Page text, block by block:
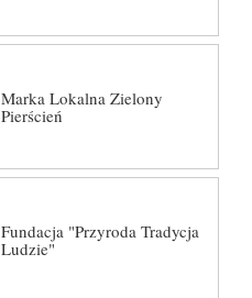
Marka Lokalna Zielony
Pierścień
Fundacja "Przyroda Tradycja
Ludzie"